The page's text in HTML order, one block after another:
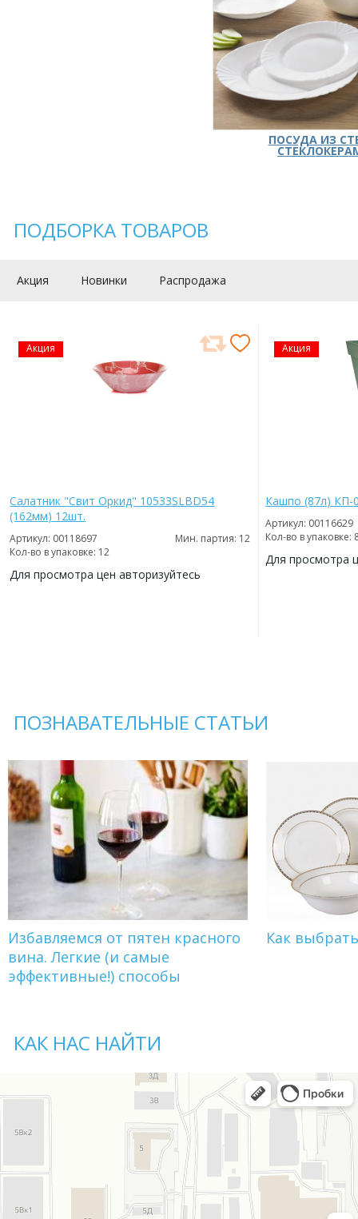
ПОСУДА ИЗ
ПОДБОРКА ТОВАРОВ
Акция Новинки Распродажа
Акция
Салатник "Свит Оркид" 10533SLBD54
(162мм) 12шт.
Артикул: 00118697
Мин. партия: 12
Кол-во в упаковке: 12
Для просмотра цен авторизуйтесь
Акция
Кашпо (87л) КП-
Артикул: 00116629
Кол-во в упаковке:
Для просмотра
ПОЗНАВАТЕЛЬНЫЕ СТАТЬИ
Избавляемся от пятен красного
вина. Легкие (и самые
эффективные!) способы
Как
КАК НАС НАЙТИ